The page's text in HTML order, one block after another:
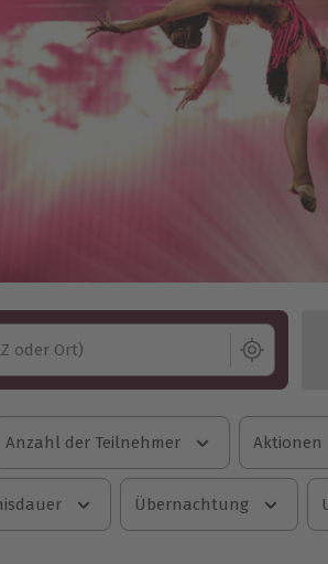
oder Ort)
Anzahl der Teilnehmer Aktionen
Übernachtung